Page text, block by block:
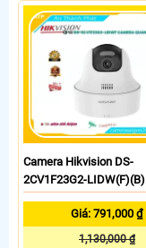
Camera Hikvision DS-
2CV1F23G2-LIDW(F)(B)
Giá: 791,000 ₫
1,130,000 ₫